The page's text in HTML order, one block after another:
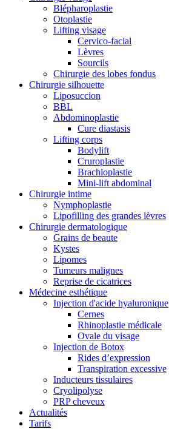
Blépharoplastie
Otoplastie
Lifting visage
Cervico-facial
Lèvres
Sourcils
Chirurgie des lobes fondus
Chirurgie silhouette
Liposuccion
BBL
Abdominoplastie
Cure diastasis
Lifting corps
Bodylift
Cruroplastie
Brachioplastie
Mini-lift abdominal
Chirurgie intime
Nymphoplastie
Lipofilling des grandes lèvres
Chirurgie dermatologique
Grains de beaute
Kystes
Lipomes
Tumeurs malignes
Reprise de cicatrices
Médecine esthétique
Injection d'acide hyaluronique
Cernes
Rhinoplastie médicale
Ovale du visage
Injection de Botox
Rides d’expression
Transpiration excessive
Inducteurs tissulaires
Cryolipolyse
PRP cheveux
Actualités
Tarifs